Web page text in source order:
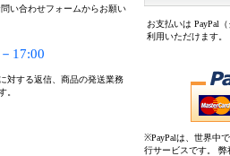
い合わせフォームからお願い
17:00
対する返信、商品の発送業務
。
お支払いは PayPal
利用いただけます。
※PayPalは、世界中
行サービスです。